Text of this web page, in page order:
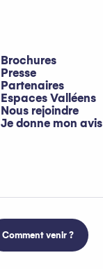
Brochures
Presse
Partenaires
Espaces Valléens
Nous rejoindre
Je donne mon avis
Comment venir ?